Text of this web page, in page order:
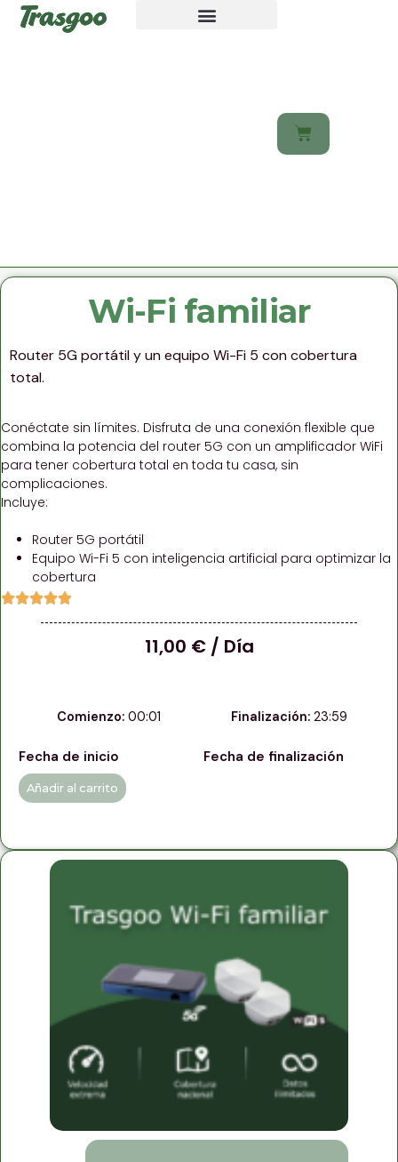
Wi-Fi familiar
Router 5G portátil y un equipo Wi-Fi 5 con cobertura
total.
Conéctate sin límites. Disfruta de una conexión flexible que
combina la potencia del router 5G con un amplificador WiFi
para tener cobertura total en toda tu casa, sin
complicaciones.
Incluye:
Router 5G portátil
Equipo Wi-Fi 5 con inteligencia artificial para optimizar la
cobertura
11,00 €/ Día
Comienzo 00:01 Finalización 23:59
Fecha de inicio Fecha de finalización
Añadir al carrito